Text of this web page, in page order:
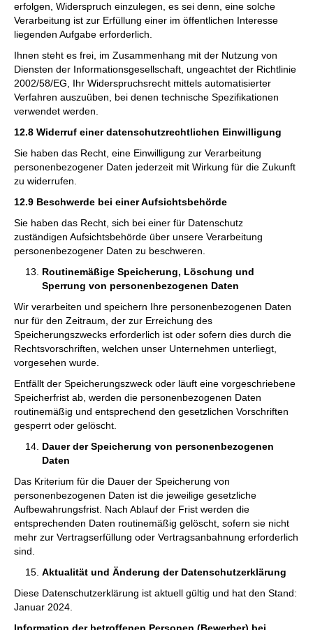
erfolgen, Widerspruch einzulegen, es sei denn, eine solche
Verarbeitung ist zur Erfüllung einer im öffentlichen Interesse
liegenden Aufgabe erforderlich.
Ihnen steht es frei, im Zusammenhang mit der Nutzung von
Diensten der Informationsgesellschaft, ungeachtet der Richtlinie
2002/58/EG, Ihr Widerspruchsrecht mittels automatisierter
Verfahren auszuüben, bei denen technische Spezifikationen
verwendet werden.
12.8 Widerruf einer datenschutzrechtlichen Einwilligung
Sie haben das Recht, eine Einwilligung zur Verarbeitung
personenbezogener Daten jederzeit mit Wirkung für die Zukunft
zu widerrufen.
12.9 Beschwerde bei einer Aufsichtsbehörde
Sie haben das Recht, sich bei einer für Datenschutz
zuständigen Aufsichtsbehörde über unsere Verarbeitung
personenbezogener Daten zu beschweren.
Routinemäßige Speicherung, Löschung und
Sperrung von personenbezogenen Daten
Wir verarbeiten und speichern Ihre personenbezogenen Daten
nur für den Zeitraum, der zur Erreichung des
Speicherungszwecks erforderlich ist oder sofern dies durch die
Rechtsvorschriften, welchen unser Unternehmen unterliegt,
vorgesehen wurde.
Entfällt der Speicherungszweck oder läuft eine vorgeschriebene
Speicherfrist ab, werden die personenbezogenen Daten
routinemäßig und entsprechend den gesetzlichen Vorschriften
gesperrt oder gelöscht.
Dauer der Speicherung von personenbezogenen
Daten
Das Kriterium für die Dauer der Speicherung von
personenbezogenen Daten ist die jeweilige gesetzliche
Aufbewahrungsfrist. Nach Ablauf der Frist werden die
entsprechenden Daten routinemäßig gelöscht, sofern sie nicht
mehr zur Vertragserfüllung oder Vertragsanbahnung erforderlich
sind.
Aktualität und Änderung der Datenschutzerklärung
Diese Datenschutzerklärung ist aktuell gültig und hat den Stand:
Januar 2024.